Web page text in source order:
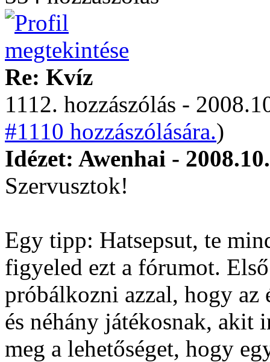
Re: Kvíz
1112. hozzászólás -
#1110 hozzászólására.)
Idézet: Awenhai -
Szervusztok!
Egy tipp: Hatsepsut, te
figyeled ezt a fórumot.
próbálkozni azzal, hogy
és néhány játékosnak,
meg a lehetőséget, hogy